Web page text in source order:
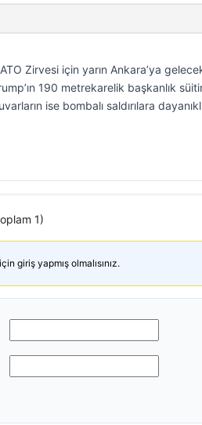
Zirvesi için yarın Ankara’ya
190 metrekarelik başkanlık
ise bombalı saldırılara
1)
giriş yapmış olmalısınız.